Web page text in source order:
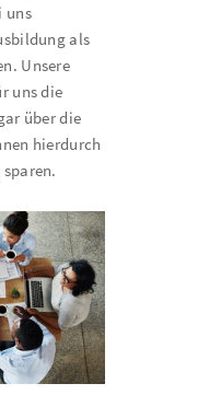
uns
als
Unsere
uns die
über die
hierdurch